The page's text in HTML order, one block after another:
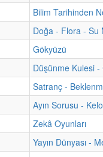
Bilim Tarihinden
Doğa - Flora - Su
Gökyüzü
Düşünme Kulesi -
Satranç -
Ayın Sorusu -
Zekâ Oyunları
Yayın Dünyası -